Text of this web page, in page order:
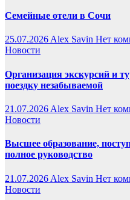
Семейные отели в Сочи
25.07.2026Alex Savin Нет
Новости
Организация экскурсий и
поездку незабываемой
21.07.2026 Alex Savin Нет
Новости
Высшее образование,
полное руководство
21.07.2026 Alex Savin Нет
Новости